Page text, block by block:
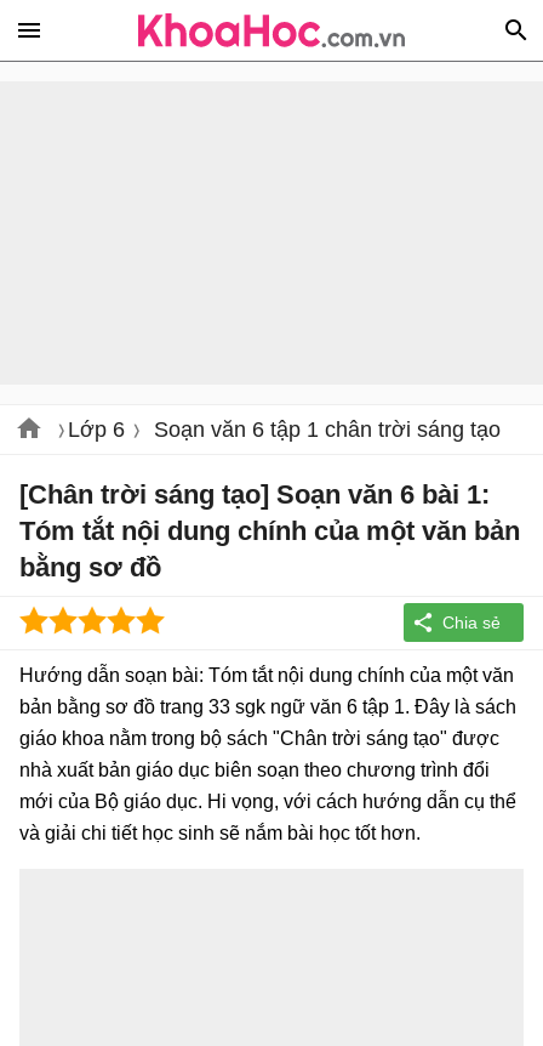
Lớp 6 Soạn văn 6 tập 1 chân trời sáng tạo
[Chân trời sáng tạo] Soạn văn 6 bài 1:
Tóm tắt nội dung chính của một văn bản
bằng sơ đồ
Hướng dẫn soạn bài: Tóm tắt nội dung chính của một văn
bản bằng sơ đồ trang 33 sgk ngữ văn 6 tập 1. Đây là sách
giáo khoa nằm trong bộ sách "Chân trời sáng tạo" được
nhà xuất bản giáo dục biên soạn theo chương trình đổi
mới của Bộ giáo dục. Hi vọng, với cách hướng dẫn cụ thể
và giải chi tiết học sinh sẽ nắm bài học tốt hơn.